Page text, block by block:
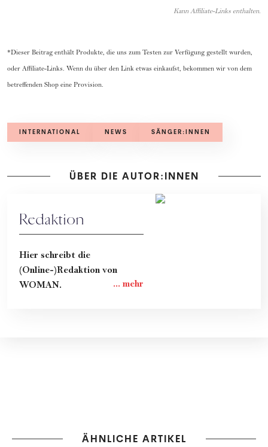
Kann Affiliate-Links enthalten.
*Dieser Beitrag enthält Produkte, die uns zum Testen zur Verfügung gestellt wurden,
oder Affiliate-Links. Wenn du über den Link etwas einkaufst, bekommen wir von dem
betreffenden Shop eine Provision.
INTERNATIONAL NEWS SÄNGER:INNEN
ÜBER DIE AUTOR:INNEN
Redaktion
Hier schreibt die
(Online-)Redaktion von
WOMAN.
ÄHNLICHE ARTIKEL